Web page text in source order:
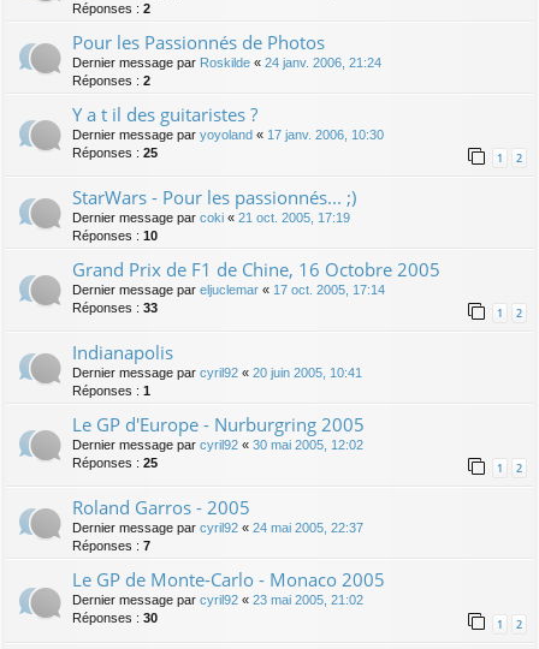
Réponses : 2
Pour les Passionnés de Photos
Dernier message par Roskilde « 24 janv. 2006, 21:24
Réponses : 2
Y a t il des guitaristes ?
Dernier message par yoyoland « 17 janv. 2006, 10:30
Réponses : 25 1 2
StarWars - Pour les passionnés... ;)
Dernier message par coki « 21 oct. 2005, 17:19
Réponses : 10
Grand Prix de F1 de Chine, 16 Octobre 2005
Dernier message par eljuclemar « 17 oct. 2005, 17:14
Réponses : 33 1 2
Indianapolis
Dernier message par cyril92 « 20 juin 2005, 10:41
Réponses : 1
Le GP d'Europe - Nurburgring 2005
Dernier message par cyril92 « 30 mai 2005, 12:02
Réponses : 25 1 2
Roland Garros - 2005
Dernier message par cyril92 « 24 mai 2005, 22:37
Réponses : 7
Le GP de Monte-Carlo - Monaco 2005
Dernier message par cyril92 « 23 mai 2005, 21:02
Réponses : 30 1 2